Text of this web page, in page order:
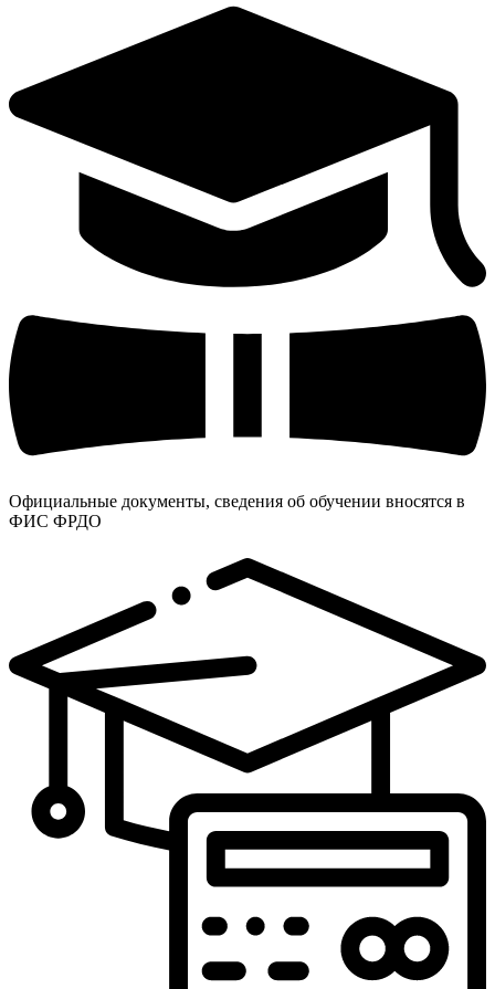
Официальные документы, сведения об обучении вносятся в
ФИС ФРДО